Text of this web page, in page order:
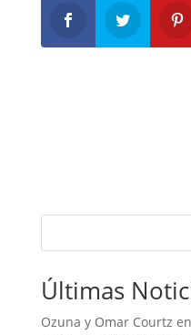
Últimas
Ozuna y Omar Courtz